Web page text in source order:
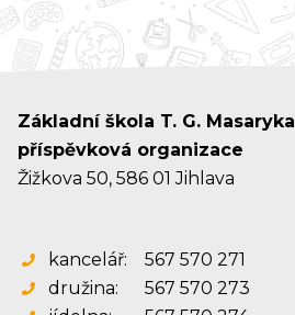
Základní škola T. G. Masaryka
příspěvková organizace
Žižkova 50, 586 01 Jihlava
kancelář:
567 570 271
družina:
567 570 273